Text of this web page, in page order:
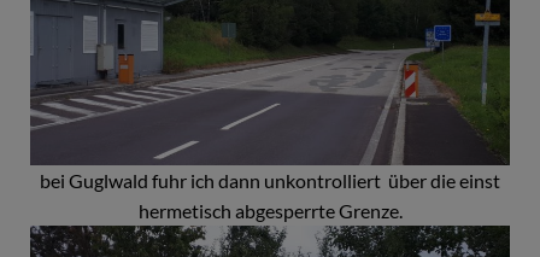
bei Guglwald fuhr ich dann unkontrolliert über die einst
hermetisch abgesperrte Grenze.